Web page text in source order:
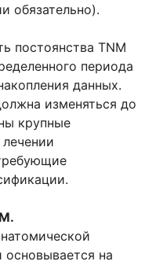
обязательно).
постоянства TNM
периода
данных.
изменяться до
крупные
основывается на